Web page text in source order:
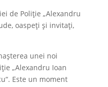
de Poliție „Alexandru
oaspeți și invitați,
unei noi
„Alexandru Ioan
Este un moment